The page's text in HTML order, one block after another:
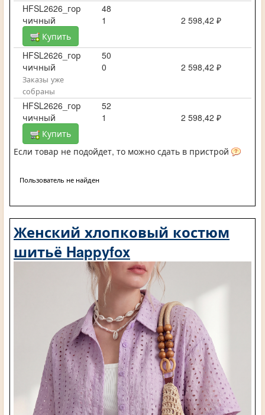
HFSL2626_гор
чичный
48
1
2 598,42 ₽
Купить
HFSL2626_гор
чичный
50
0
2 598,42 ₽
Заказы уже
собраны
HFSL2626_гор
чичный
52
1
2 598,42 ₽
Купить
Если товар не подойдет, то можно сдать в пристрой
Пользователь не найден
Женский хлопковый костюм
шитьё Happyfox